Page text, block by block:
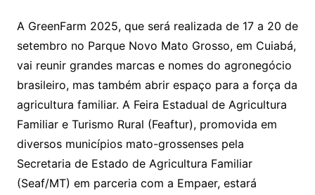
A GreenFarm 2025, que será realizada de 17 a 20 de
setembro no Parque Novo Mato Grosso, em Cuiabá,
vai reunir grandes marcas e nomes do agronegócio
brasileiro, mas também abrir espaço para a força da
agricultura familiar. A Feira Estadual de Agricultura
Familiar e Turismo Rural (Feaftur), promovida em
diversos municípios mato-grossenses pela
Secretaria de Estado de Agricultura Familiar
(Seaf/MT) em parceria com a Empaer, estará